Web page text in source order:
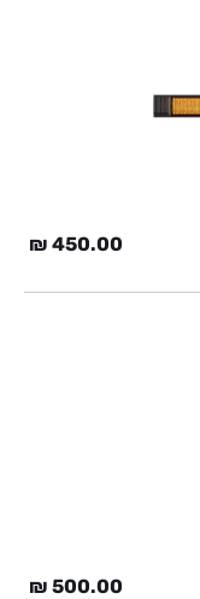
450.00
₪
500.00
₪